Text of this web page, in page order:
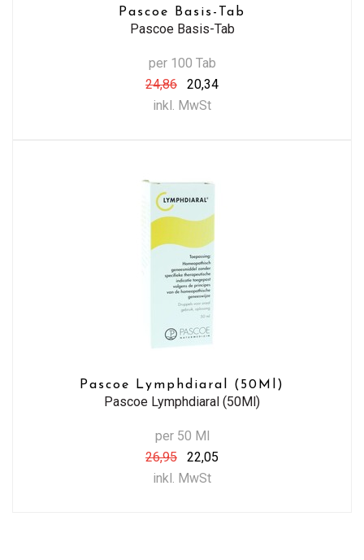
Pascoe Basis-Tab
Pascoe Basis-Tab
per 100 Tab
24,86
20,34
inkl. MwSt
Pascoe Lymphdiaral (50Ml)
Pascoe Lymphdiaral (50Ml)
per 50 Ml
26,95
22,05
inkl. MwSt